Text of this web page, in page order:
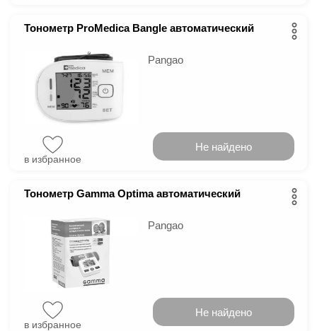
Тонометр ProMedica Bangle автоматический
Pangao
в избранное
Не найдено
Тонометр Gamma Optima автоматический
Pangao
в избранное
Не найдено